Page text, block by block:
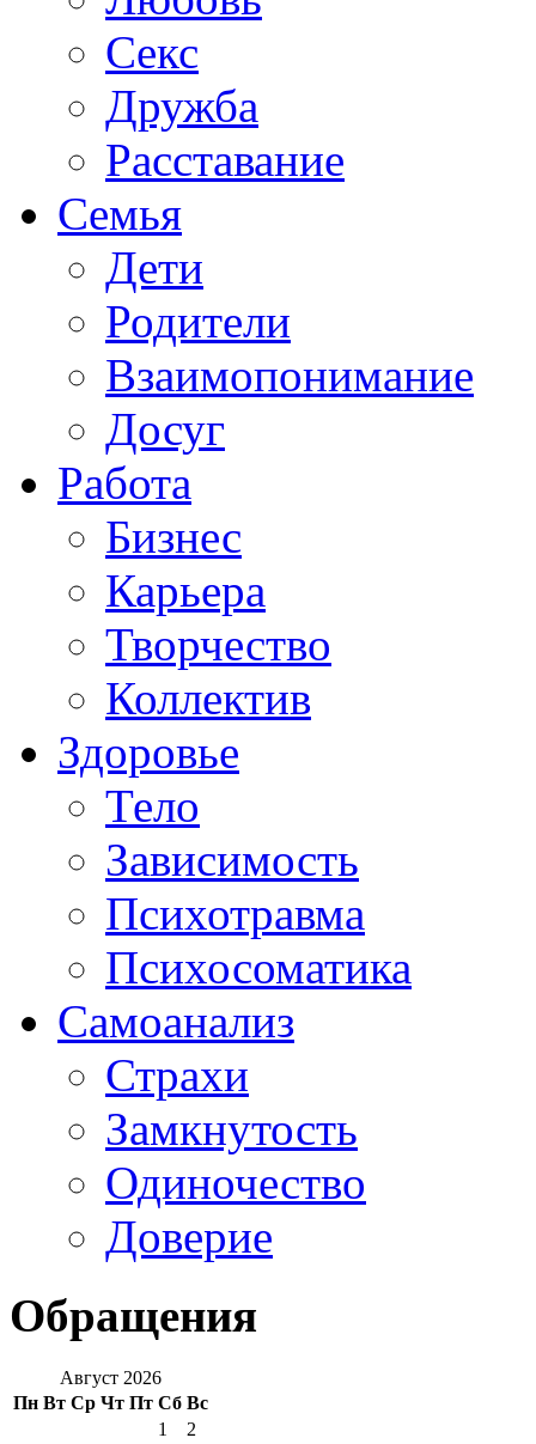
Секс
Дружба
Расставание
Семья
Дети
Родители
Взаимопонимание
Досуг
Работа
Бизнес
Карьера
Творчество
Коллектив
Здоровье
Тело
Зависимость
Психотравма
Психосоматика
Самоанализ
Страхи
Замкнутость
Одиночество
Доверие
Обращения
Август 2026
Пн Вт Ср Чт Пт Сб Вс
1
2